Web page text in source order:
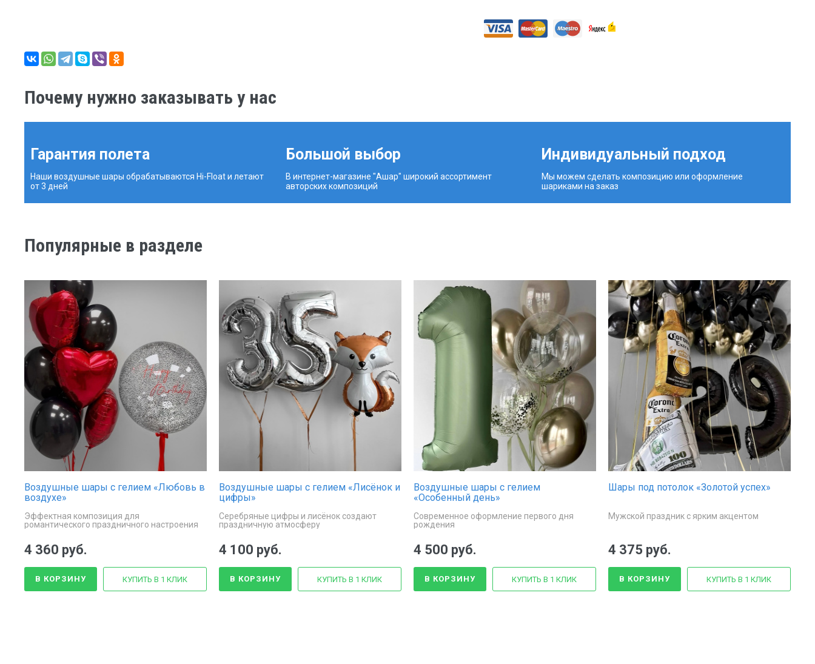
Почему нужно заказывать у нас
Гарантия полета
Наши воздушные шары обрабатываются Hi-Float и летают
от 3 дней
Большой выбор
В интернет-магазине "Ашар" широкий ассортимент
авторских композиций
Индивидуальный подход
Мы можем сделать композицию или оформление
шариками на заказ
Популярные в разделе
Воздушные шары с гелием «Любовь в
воздухе»
Эффектная композиция для
романтического праздничного настроения
4 360 руб.
В КОРЗИНУ КУПИТЬ В 1 КЛИК
Воздушные шары с гелием «Лисёнок и
цифры»
Серебряные цифры и лисёнок создают
праздничную атмосферу
4 100 руб.
В КОРЗИНУ КУПИТЬ В 1 КЛИК
Воздушные шары с гелием
«Особенный день»
Современное оформление первого дня
рождения
4 500 руб.
В КОРЗИНУ КУПИТЬ В 1 КЛИК
Шары под потолок «Золотой успех»
Мужской праздник с ярким акцентом
4 375 руб.
В КОРЗИНУ КУПИТЬ В 1 КЛИК